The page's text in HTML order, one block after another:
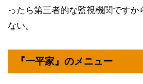
ったら第三者的な監視機関ですか
ない。
『一平家』のメニュー